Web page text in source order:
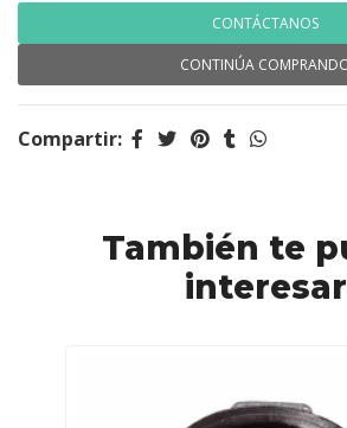
CONTÁCTANOS
CONTINÚA
Compartir:
También te
interesar